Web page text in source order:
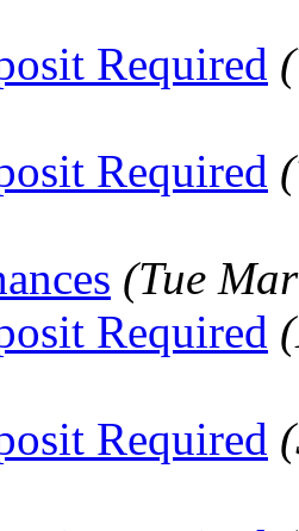
Required
Required
(Tue
Required
Required